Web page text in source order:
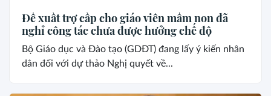
Đề xuất trợ cấp cho giáo viên mầm non đã
nghỉ công tác chưa được hưởng chế độ
Bộ Giáo dục và Đào tạo (GDĐT) đang lấy ý kiến nhân
dân đối với dự thảo Nghị quyết về...